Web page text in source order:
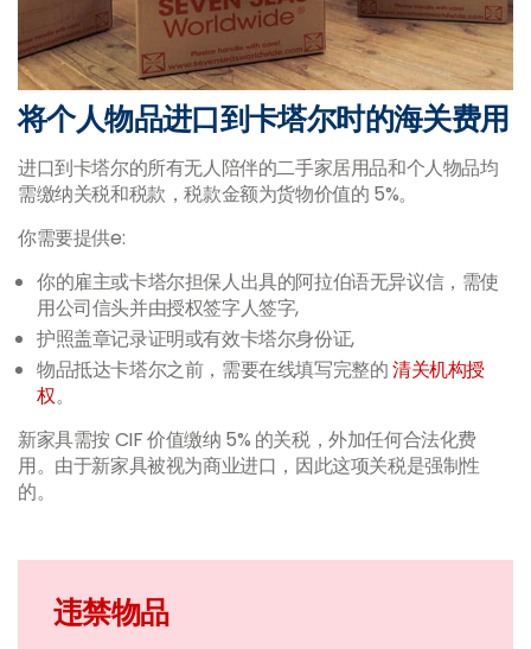
将个人物品进口到卡塔尔时的海关费用
进口到卡塔尔的所有无人陪伴的二手家居用品和个人物品均
需缴纳关税和税款，税款金额为货物价值的 5%。
你需要提供e:
你的雇主或卡塔尔担保人出具的阿拉伯语无异议信，需使
用公司信头并由授权签字人签字,
护照盖章记录证明或有效卡塔尔身份证,
物品抵达卡塔尔之前，需要在线填写完整的清关机构授
权。
新家具需按 CIF 价值缴纳 5% 的关税，外加任何合法化费
用。由于新家具被视为商业进口，因此这项关税是强制性
的。
违禁物品